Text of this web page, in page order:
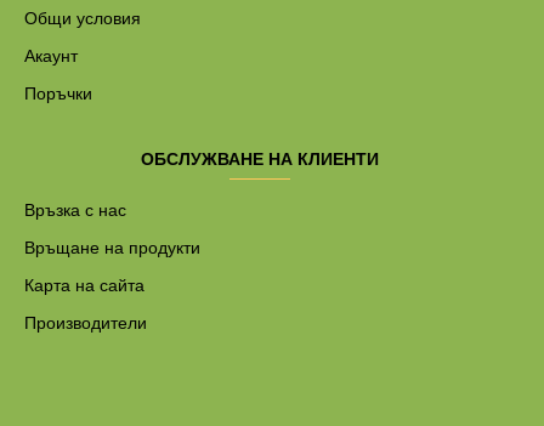
Общи условия
Акаунт
Поръчки
ОБСЛУЖВАНЕ НА КЛИЕНТИ
Връзка с нас
Връщане на продукти
Карта на сайта
Производители